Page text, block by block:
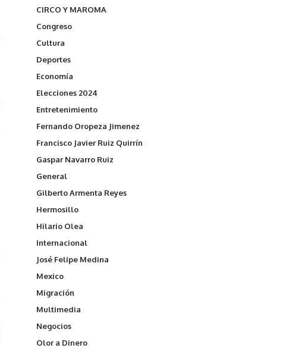
CIRCO Y MAROMA
Congreso
Cultura
Deportes
Economía
Elecciones 2024
Entretenimiento
Fernando Oropeza Jimenez
Francisco Javier Ruiz Quirrín
Gaspar Navarro Ruiz
General
Gilberto Armenta Reyes
Hermosillo
Hilario Olea
Internacional
José Felipe Medina
Mexico
Migración
Multimedia
Negocios
Olor a Dinero